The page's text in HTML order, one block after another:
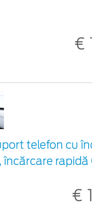
€
telefon cu
încărcare rapidă
€